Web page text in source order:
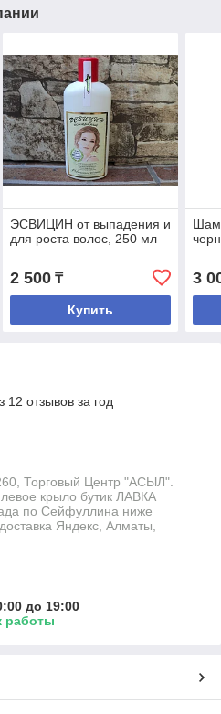
ЭСВИЦИН от выпадения и
для роста волос, 250 мл
2 500₸
Купить
3
12 отзывов за год
Торговый Центр "АСЫЛ".
крыло бутик ЛАВКА
по Сейфуллина ниже
Яндекс, Алматы,
до 19:00
работы